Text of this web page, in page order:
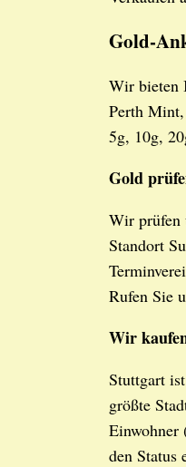
Gold-
Wir bieten
Perth
5g, 10g,
Gold
Wir prüfen
Standort
Rufen Sie
Wir
Stuttgart
größte
Einwohner
den Status